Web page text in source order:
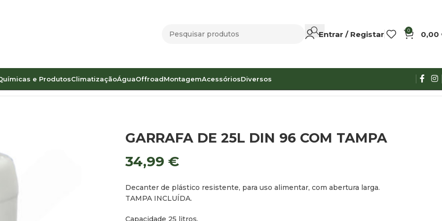
Entrar / Registar 0 0,00
e ProdutosClimatizaçãoÁguaOffroadMontagemAcessóriosDiversos
COM TAMPA
GARRAFA DE 25L DIN 96 COM TAMPA
34,99 €
Decanter de plástico resistente, para uso alimentar, com abertura larga.
TAMPA INCLUÍDA.
Capacidade 25 litros.